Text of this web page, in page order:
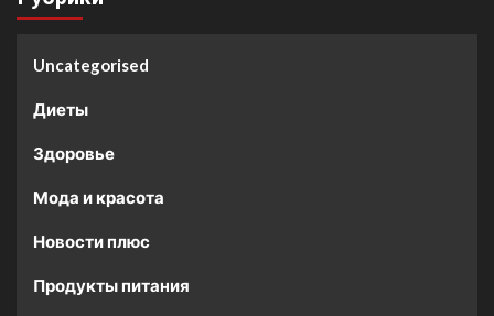
Uncategorised
Диеты
Здоровье
Мода и красота
Новости плюс
Продукты питания